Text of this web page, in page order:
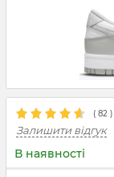
( 82 )
Залишити відгук
В наявності